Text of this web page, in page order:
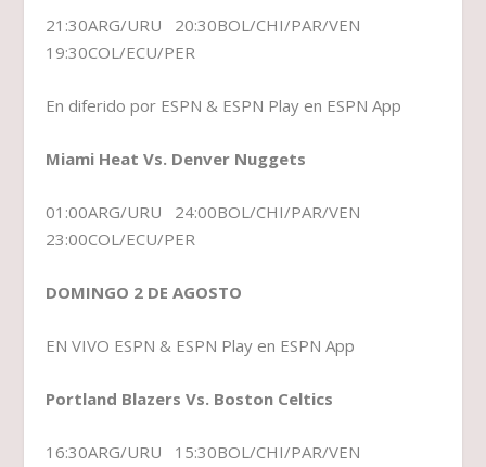
21:30ARG/URU 20:30BOL/CHI/PAR/VEN
19:30COL/ECU/PER
En diferido por ESPN & ESPN Play en ESPN App
Miami Heat Vs. Denver Nuggets
01:00ARG/URU 24:00BOL/CHI/PAR/VEN
23:00COL/ECU/PER
DOMINGO 2 DE AGOSTO
EN VIVO ESPN & ESPN Play en ESPN App
Portland Blazers Vs. Boston Celtics
16:30ARG/URU 15:30BOL/CHI/PAR/VEN